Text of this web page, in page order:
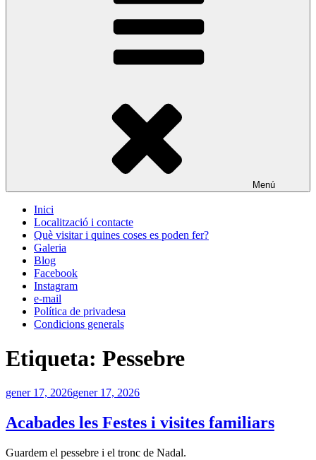
Menú
Inici
Localització i contacte
Què visitar i quines coses es poden fer?
Galeria
Blog
Facebook
Instagram
e-mail
Política de privadesa
Condicions generals
Etiqueta: Pessebre
Publicat
gener 17, 2026gener 17, 2026
Acabades les Festes i visites familiars
Guardem el pessebre i el tronc de Nadal.